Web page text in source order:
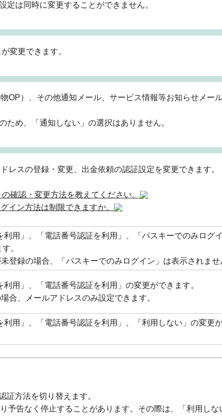
は同時に変更することができません。
変更できます。
OP）、その他通知メール、サービス情報等お知らせメー
め、「通知しない」の選択はありません。
レスの登録・変更、出金依頼の認証設定を変更できます。
確認・変更方法を教えてください。
イン方法は制限できますか。
利用」、「電話番号認証を利用」、「パスキーでのみログ
。
登録の場合、「パスキーでのみログイン」は表示されませ
利用」、「電話番号認証を利用」の変更ができます。
合、メールアドレスのみ設定できます。
利用」、「電話番号認証を利用」、「利用しない」の変更
証方法を切り替えます。
予告なく停止することがあります。その際は、「利用しな